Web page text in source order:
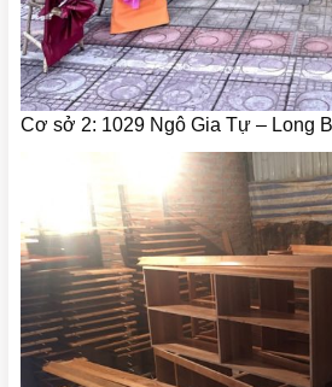
Cơ sở 2: 1029 Ngô Gia Tự – Long